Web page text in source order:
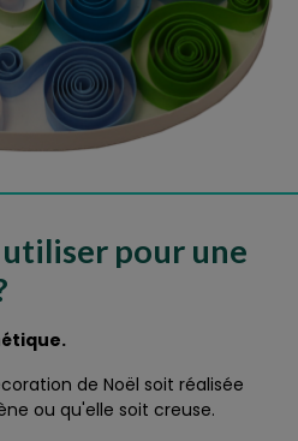
pour une
de Noël soit réalisée
ou qu'elle soit creuse.